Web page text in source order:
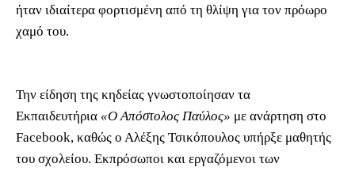
ήταν ιδιαίτερα φορτισμένη από τη θλίψη για τον πρόωρο
χαμό του.
Την είδηση της κηδείας γνωστοποίησαν τα
Εκπαιδευτήρια «Ο Απόστολος Παύλος» με ανάρτηση στο
Facebook, καθώς ο Αλέξης Τσικόπουλος υπήρξε μαθητής
του σχολείου. Εκπρόσωποι και εργαζόμενοι των